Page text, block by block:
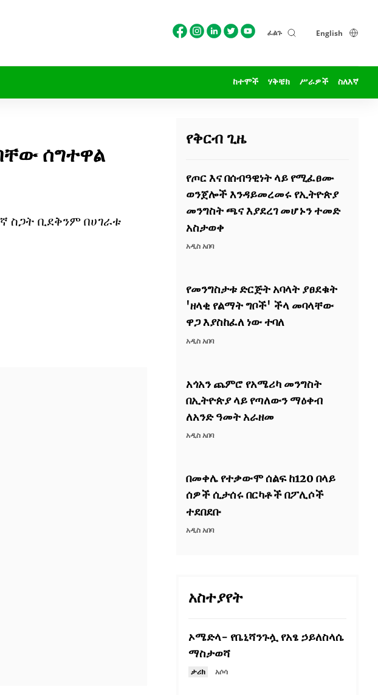
ፈልጉ English
ከተሞች ሃቅቼክ ሥራዎች ስለእኛ
ሰግተዋል
ስጋት ቢደቅንም በሀገራቱ
የቅርብ ጊዜ
የጦር እና በሰብዓዊነት ላይ የሚፈፀሙ
ወንጀሎች እንዳይመረመሩ የኢትዮጵያ
መንግስት ጫና እያደረገ መሆኑን ተመድ
አስታወቀ
አዲስ አበባ
የመንግስታቱ ድርጅት አባላት ያፀደቁት
'ዘላቂ የልማት ግቦች' ችላ መባላቸው
ዋጋ እያስከፈለ ነው ተባለ
አዲስ አበባ
አጎአን ጨምሮ የአሜሪካ መንግስት
በኢትዮጵያ ላይ የጣለውን ማዕቀብ
ለአንድ ዓመት አራዘመ
አዲስ አበባ
በመቀሌ የተቃውሞ ሰልፍ ከ120 በላይ
ሰዎች ሲታሰሩ በርካቶች በፖሊሶች
ተደበደቡ
አዲስ አበባ
አስተያየት
ኦሜድላ- የቤኒሻንጉሏ የአፄ ኃይለስላሴ
ማስታወሻ
ታሪክ አሶሳ